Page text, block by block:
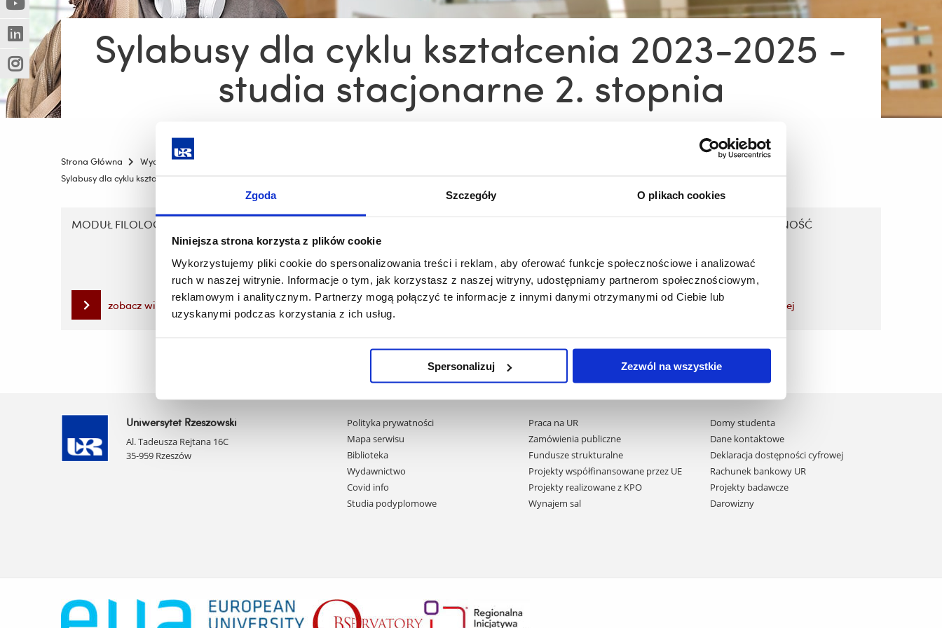
Zgoda Szczegóły O plikach cookies
Niniejsza strona korzysta z plików cookie
Wykorzystujemy pliki cookie do spersonalizowania treści i reklam, aby oferować funkcje społecznościowe i analizować
ruch w naszej witrynie. Informacje o tym, jak korzystasz z naszej witryny, udostępniamy partnerom społecznościowym,
reklamowym i analitycznym. Partnerzy mogą połączyć te informacje z innymi danymi otrzymanymi od Ciebie lub
uzyskanymi podczas korzystania z ich usług.
Spersonalizuj Zezwól na wszystkie
innej
strony)
(Nowe
okno)
(Link
do
innej
strony)
(Nowe
okno)
(Link
do
innej
strony)
(Nowe
okno)
(Link
do
innej
strony)
Sylabusy dla cyklu kształcenia 2023-2025 -
studia stacjonarne 2. stopnia
Strona Główna Wydziały
Sylabusy dla cyklu kształcenia 2023-2025 - studia stacjonarne 2. stopnia
nawigację
MODUŁ FILOLOGICZNY
zobacz więcej
KADR ZARZĄDZAJĄCYCH I ELIT
POLITYCZNYCH
zobacz więcej zobacz więcej
MODUŁ: SPECJALNOŚĆ
zobacz więcej
Uniwersytet Rzeszowski
Al. Tadeusza Rejtana 16C
35-959 Rzeszów
Pomiń
nawigację
i
przejdź
do
treści
Polityka prywatności
Mapa serwisu
Biblioteka
Wydawnictwo
Covid info
Studia podyplomowe
Praca na UR
Zamówienia publiczne
Fundusze strukturalne
Projekty współfinansowane przez UE
Projekty realizowane z KPO
Wynajem sal
Domy studenta
Dane kontaktowe
Deklaracja dostępności cyfrowej
Rachunek bankowy UR
Projekty badawcze
Darowizny